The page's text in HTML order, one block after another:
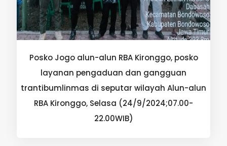
Posko Jogo alun-alun RBA Kironggo, posko
layanan pengaduan dan gangguan
trantibumlinmas di seputar wilayah Alun-alun
RBA Kironggo, Selasa (24/9/2024;07.00-
22.00WIB)